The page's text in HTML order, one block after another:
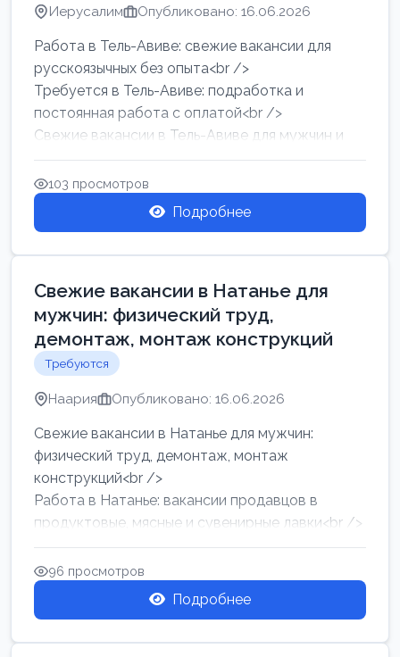
Иерусалим Опубликовано: 16.06.2026
Работа в Тель-Авиве: свежие вакансии для
русскоязычных без опыта<br />
Требуется в Тель-Авиве: подработка и
постоянная работа с оплатой<br />
Свежие вакансии в Тель-Авиве для мужчин и
женщин от хозя...
103 просмотров
Подробнее
Свежие вакансии в Натанье для
мужчин: физический труд,
демонтаж, монтаж конструкций
Требуются
Наария Опубликовано: 16.06.2026
Свежие вакансии в Натанье для мужчин:
физический труд, демонтаж, монтаж
конструкций<br />
Работа в Натанье: вакансии продавцов в
продуктовые, мясные и сувенирные лавки<br />
Разнорабочий на сборку м...
96 просмотров
Подробнее